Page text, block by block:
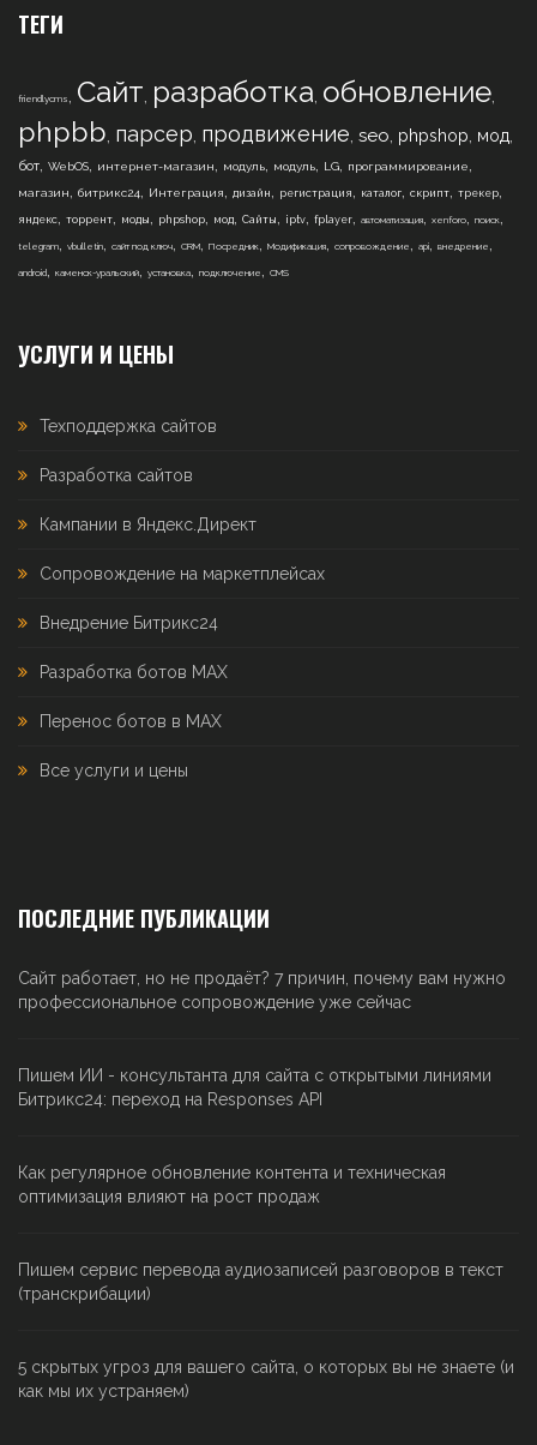
ТЕГИ
friendlycms , Сайт, разработка, обновление,
phpbb, парсер, продвижение, seo, phpshop, мод,
бот, WebOS, интернет-магазин, модуль, модуль, LG, программирование,
магазин, битрикс24, Интеграция, дизайн , регистрация , каталог, скрипт, трекер,
яндекс, торрент, моды , phpshop, мод, Сайты , iptv, fplayer, автоматизация, xenforo, поиск,
telegram, vbulletin, сайт под ключ, CRM, Посредник, Модификация, сопровождение , api, внедрение ,
android, каменск-уральский, установка, подключение , CMS
УСЛУГИ И ЦЕНЫ
Техподдержка сайтов
Разработка сайтов
Кампании в Яндекс.Директ
Сопровождение на маркетплейсах
Внедрение Битрикс24
Разработка ботов MAX
Перенос ботов в MAX
Все услуги и цены
ПОСЛЕДНИЕ ПУБЛИКАЦИИ
Сайт работает, но не продаёт? 7 причин, почему вам нужно
профессиональное сопровождение уже сейчас
Пишем ИИ - консультанта для сайта с открытыми линиями
Битрикс24: переход на Responses API
Как регулярное обновление контента и техническая
оптимизация влияют на рост продаж
Пишем сервис перевода аудиозаписей разговоров в текст
(транскрибации)
5 скрытых угроз для вашего сайта, о которых вы не знаете (и
как мы их устраняем)